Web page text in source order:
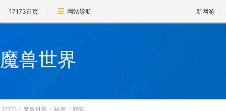
17173首页 网站导航 新网游
魔兽世界
17173 > 魔兽世界 > 标签：邪能